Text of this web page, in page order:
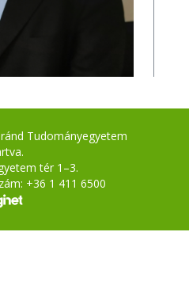
Tudományegyetem
tér 1–3.
+36 1 411 6500